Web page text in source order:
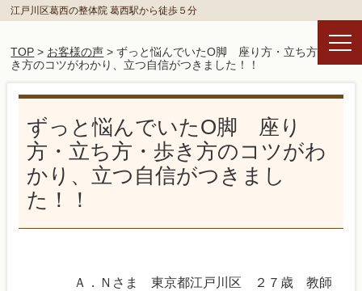
江戸川区葛西の整体院 葛西駅から徒歩５分
TOP > お客様の声 > ずっと悩んでいたО脚 座り方・立ち方・歩
き方のコツがわかり、立つ自信がつきました！！
ずっと悩んでいたО脚 座り
方・立ち方・歩き方のコツがわ
かり、立つ自信がつきまし
た！！
Ａ．Ｎさま 東京都江戸川区 ２７歳 教師